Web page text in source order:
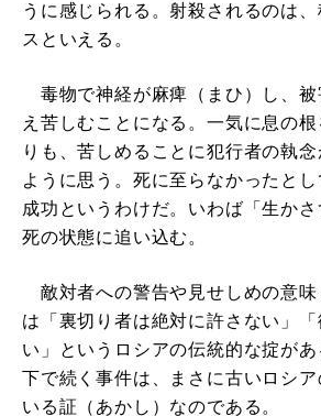
うに感じられる。射殺されるのは
スといえる。
毒物で神経が麻痺（まひ）し、被
え苦しむことになる。一気に息の
りも、苦しめることに犯行者の執
ように思う。死に至らなかったと
成功というわけだ。いわば「生か
死の状態に追い込む。
敵対者への警告や見せしめの意味
は「裏切り者は絶対に許さない」
い」というロシアの伝統的な掟が
下で続く事件は、まさに古いロシ
いる証（あかし）なのである。